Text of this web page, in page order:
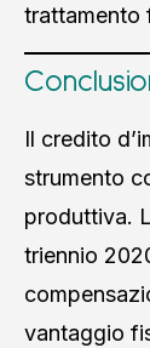
trattamento
Il credito
strumento
produttiva.
triennio
vantaggio